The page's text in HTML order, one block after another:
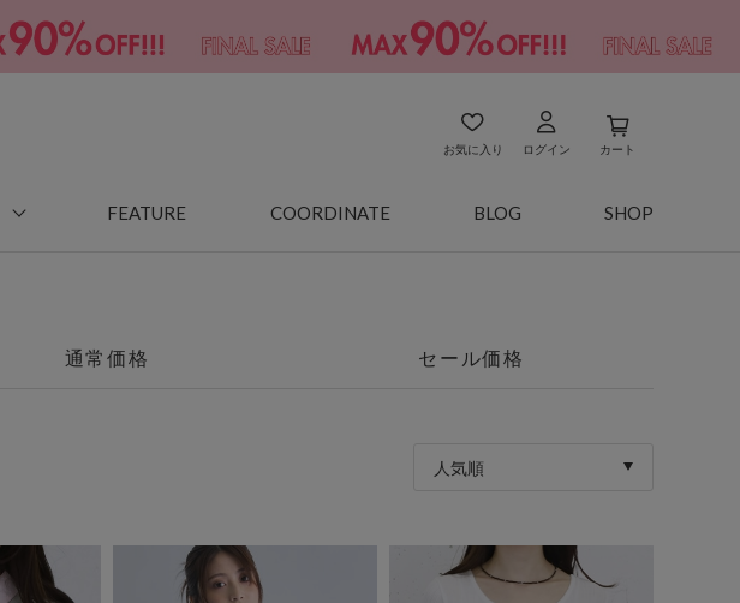
お気に入り ログイン カート
FEATURE COORDINATE BLOG SHOP
通常価格 セール価格
人気順